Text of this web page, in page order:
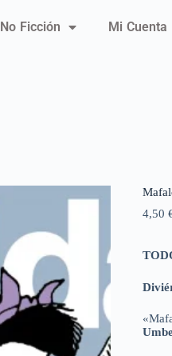
No Ficción Mi Cuenta
4,50